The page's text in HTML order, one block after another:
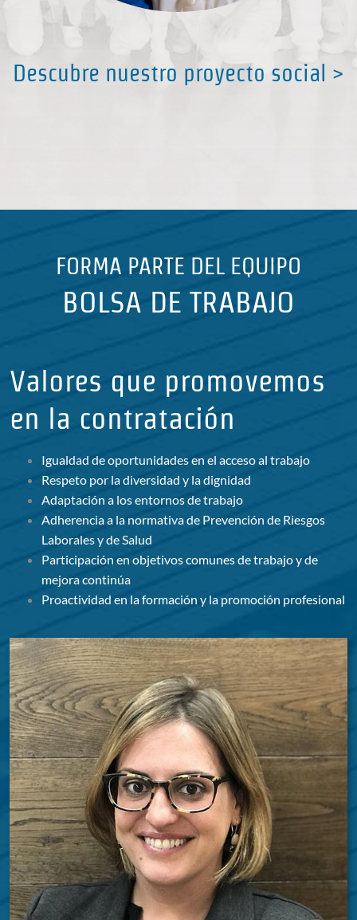
Descubre nuestro proyecto social >
FORMA PARTE DEL EQUIPO
BOLSA DE TRABAJO
Valores que promovemos
en la contratación
Igualdad de oportunidades en el acceso al trabajo
Respeto por la diversidad y la dignidad
Adaptación a los entornos de trabajo
Adherencia a la normativa de Prevención de Riesgos
Laborales y de Salud
Participación en objetivos comunes de trabajo y de
mejora continúa
Proactividad en la formación y la promoción profesional